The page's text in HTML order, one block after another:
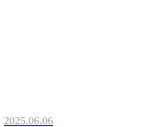
2025.06.06